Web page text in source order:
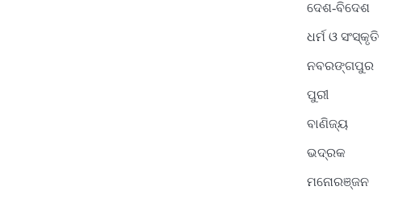
ଦେଶ-ବିଦେଶ
ଧର୍ମ ଓ ସଂସ୍କୃତି
ନବରଙ୍ଗପୁର
ପୁରୀ
ବାଣିଜ୍ୟ
ଭଦ୍ରକ
ମନୋରଞ୍ଜନ